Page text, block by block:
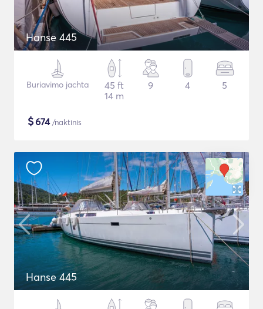
Hanse 445
Buriavimo jachta
45 ft
14 m
9 4 5
$674/naktinis
Hanse 445